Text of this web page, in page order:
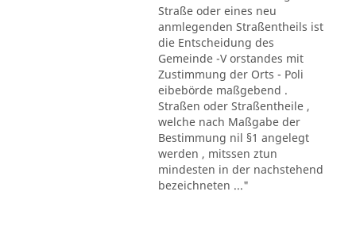
Straße oder eines neu
anmlegenden Straßentheils ist
die Entscheidung des
Gemeinde -V orstandes mit
Zustimmung der Orts - Poli
eibebörde maßgebend .
Straßen oder Straßentheile ,
welche nach Maßgabe der
Bestimmung nil §1 angelegt
werden , mitssen ztun
mindesten in der nachstehend
bezeichneten ..."